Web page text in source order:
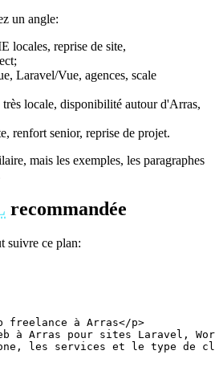
un angle:
locales, reprise de site,
Laravel/Vue, agences, scale
locale, disponibilité autour d'Arras,
renfort senior, reprise de projet.
mais les exemples, les paragraphes
recommandée
suivre ce plan:
freelance à Arras</p>
à Arras pour sites Laravel,
les services et le type de